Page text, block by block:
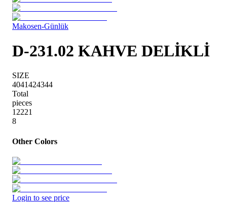
Makosen-Günlük
D-231.02 KAHVE DELİKLİ
SIZE
4041424344
Total
pieces
12221
8
Other Colors
Login to see price